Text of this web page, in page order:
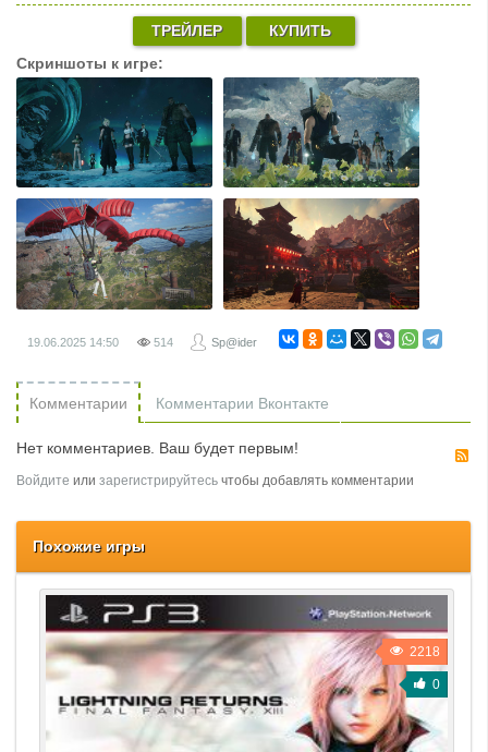
ТРЕЙЛЕР
КУПИТЬ
Скриншоты к игре:
19.06.2025 14:50 514 Sp@ider
Комментарии Комментарии Вконтакте
Нет комментариев. Ваш будет первым!
Войдите или зарегистрируйтесь чтобы добавлять комментарии
Похожие игры
2218
0